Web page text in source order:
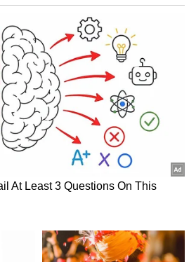
ಕಳೆದ ವರ್ಷ ಮೇ ತಿಂಗಳಲ್ಲಿ ತಮ್ಮ
ಮತ್ತು ಸ್ಥಳೀಯ ಪೊಲೀಸರಿಗೆ
ಎಲ್ಲಾ ಆರೋಪಿಗಳನ್ನು
ಲೈಟ್‌ ಆಫ್‌ ಆಗ್ತಿದ್ದಂತೆ ಮಹಿಳೆಗೆ
ಮುಟ್ತಿದ್ದ ಕಾಮಪಿಶಾಚಿ